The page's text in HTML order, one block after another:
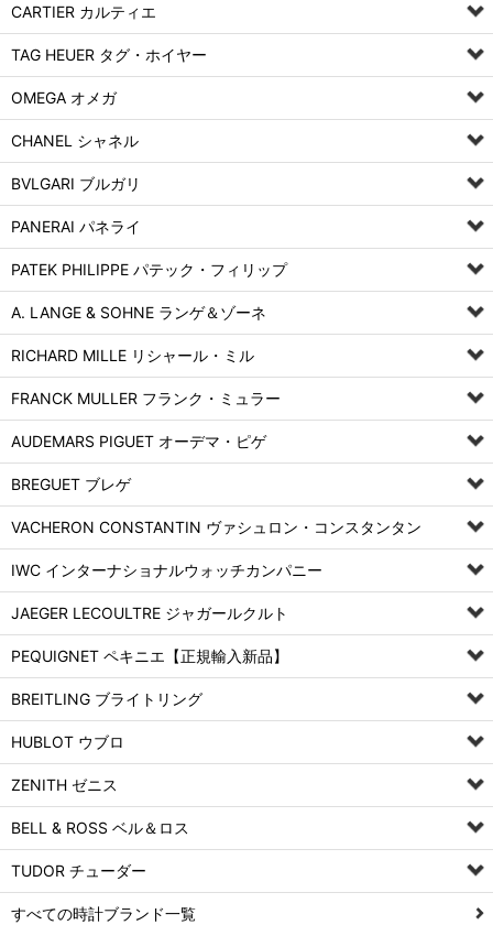
CARTIER カルティエ
TAG HEUER タグ・ホイヤー
OMEGA オメガ
CHANEL シャネル
BVLGARI ブルガリ
PANERAI パネライ
PATEK PHILIPPE パテック・フィリップ
A. LANGE & SOHNE ランゲ＆ゾーネ
RICHARD MILLE リシャール・ミル
FRANCK MULLER フランク・ミュラー
AUDEMARS PIGUET オーデマ・ピゲ
BREGUET ブレゲ
VACHERON CONSTANTIN ヴァシュロン・コンスタンタン
IWC インターナショナルウォッチカンパニー
JAEGER LECOULTRE ジャガールクルト
PEQUIGNET ペキニエ【正規輸入新品】
BREITLING ブライトリング
HUBLOT ウブロ
ZENITH ゼニス
BELL & ROSS ベル＆ロス
TUDOR チューダー
すべての時計ブランド一覧